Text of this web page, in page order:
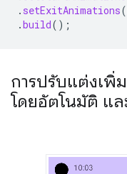
. setExitAnimations(
.build();
การปรับแต่งเพิ่
โดยอัตโนมัติ แ